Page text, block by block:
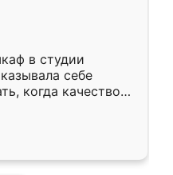
в студии
себе
когда качеством
кухня уже почти